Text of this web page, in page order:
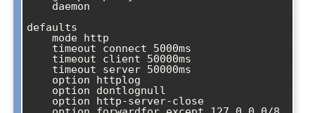
defaults